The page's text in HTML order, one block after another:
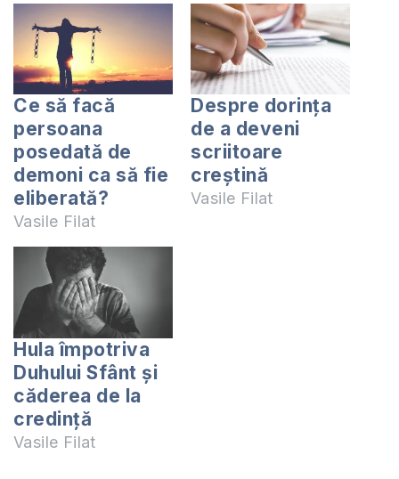
Ce să facă
persoana
posedată de
demoni ca să fie
eliberată?
Vasile Filat
Despre dorința
de a deveni
scriitoare
creștină
Vasile Filat
Hula împotriva
Duhului Sfânt și
căderea de la
credință
Vasile Filat